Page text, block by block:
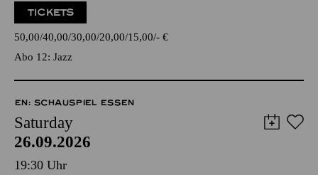
TICKETS
50,00 40,00 30,00 20,00 15,00 - €
Abo 12: Jazz
EN: SCHAUSPIEL ESSEN
Saturday
26.09.2026
19:30 Uhr